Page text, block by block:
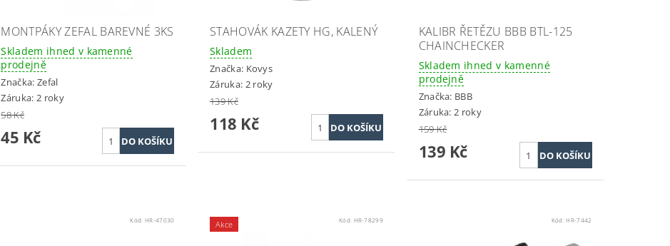
MONTPÁKY ZEFAL BAREVNÉ 3KS
Skladem ihned v kamenné
prodejně
Značka: Zefal
Záruka: 2 roky
58 Kč
45 Kč
STAHOVÁK KAZETY HG, KALENÝ
Skladem
Značka: Kovys
Záruka: 2 roky
139 Kč
118 Kč
KALIBR ŘETĚZU BBB BTL-125
CHAINCHECKER
Skladem ihned v kamenné
prodejně
Značka: BBB
Záruka: 2 roky
159 Kč
139 Kč
Kód: HR-47030 Akce Kód: HR-78299 Kód:HR-7442